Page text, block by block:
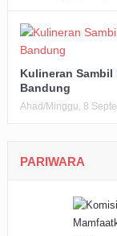
Kulineran
Bandung
Ahad/Minggu, 8
PARIWARA